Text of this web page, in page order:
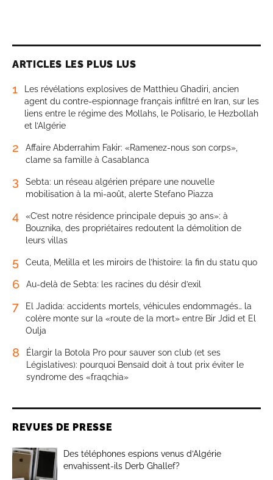
ARTICLES LES PLUS LUS
1
Les révélations explosives de Matthieu Ghadiri, ancien
agent du contre-espionnage français infiltré en Iran, sur les
liens entre le régime des Mollahs, le Polisario, le Hezbollah
et l’Algérie
2
Affaire Abderrahim Fakir: «Ramenez-nous son corps»,
clame sa famille à Casablanca
3
Sebta: un réseau algérien prépare une nouvelle
mobilisation à la mi-août, alerte Stefano Piazza
4
«C’est notre résidence principale depuis 30 ans»: à
Bouznika, des propriétaires redoutent la démolition de
leurs villas
5 Ceuta, Melilla et les miroirs de l’histoire: la fin du statu quo
6 Au-delà de Sebta: les racines du désir d’exil
7
El Jadida: accidents mortels, véhicules endommagés… la
colère monte sur la «route de la mort» entre Bir Jdid et El
Oulja
8
Élargir la Botola Pro pour sauver son club (et ses
Législatives): pourquoi Bensaïd doit à tout prix éviter le
syndrome des «fraqchia»
REVUES DE PRESSE
Des téléphones espions venus d’Algérie
envahissent-ils Derb Ghallef?